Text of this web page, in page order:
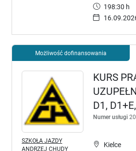
198:30 h
Możliwość dofinansowania
KURS
D1,
Numer usługi
SZKOŁA JAZDY
ANDRZEJ CHUDY
Kielce